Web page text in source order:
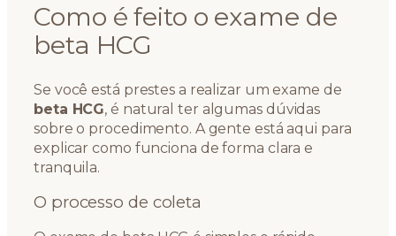
Como é feito o exame de
beta HCG
Se você está prestes a realizar um exame de
beta HCG, é natural ter algumas dúvidas
sobre o procedimento. A gente está aqui para
explicar como funciona de forma clara e
tranquila.
O processo de coleta